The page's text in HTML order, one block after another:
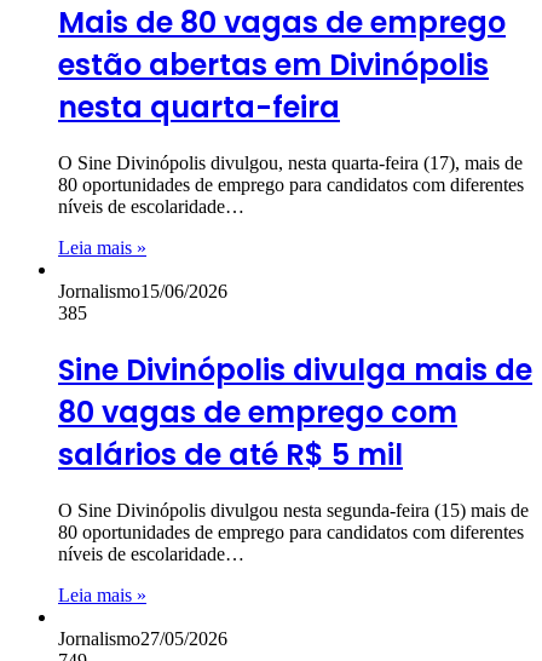
Mais de 80 vagas de emprego
estão abertas em Divinópolis
nesta quarta-feira
O Sine Divinópolis divulgou, nesta quarta-feira (17), mais de
80 oportunidades de emprego para candidatos com diferentes
níveis de escolaridade…
Leia mais »
Jornalismo15/06/2026
385
Sine Divinópolis divulga mais de
80 vagas de emprego com
salários de até R$ 5 mil
O Sine Divinópolis divulgou nesta segunda-feira (15) mais de
80 oportunidades de emprego para candidatos com diferentes
níveis de escolaridade…
Leia mais »
Jornalismo27/05/2026